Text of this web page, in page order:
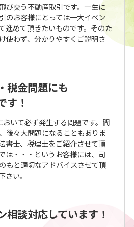
び交う不動産取引です。一生に
のお客様にとっては一大イベン
進めて頂きたいものです。そのた
使わず、分かりやすくご説明さ
税金問題にも
す！
いて必ず発生する問題です。間
後々大問題になることもありま
書士、税理士をご紹介させて頂
は・・・というお客様には、司
もと適切なアドバイスさせて頂
さい。
相談対応しています！